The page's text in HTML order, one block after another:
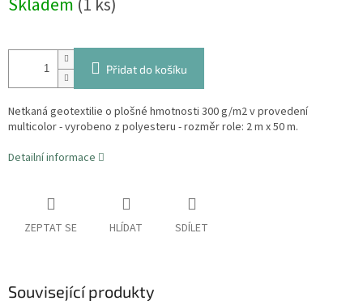
cena:
Skladem (1 ks)
Přidat do košíku
Netkaná geotextilie o plošné hmotnosti 300 g/m2 v provedení
multicolor - vyrobeno z polyesteru - rozměr role: 2 m x 50 m.
Detailní informace
ZEPTAT SE HLÍDAT SDÍLET
Související produkty